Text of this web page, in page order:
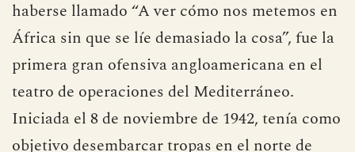
haberse llamado “A ver cómo nos metemos en
África sin que se líe demasiado la cosa”, fue la
primera gran ofensiva angloamericana en el
teatro de operaciones del Mediterráneo.
Iniciada el 8 de noviembre de 1942, tenía como
objetivo desembarcar tropas en el norte de